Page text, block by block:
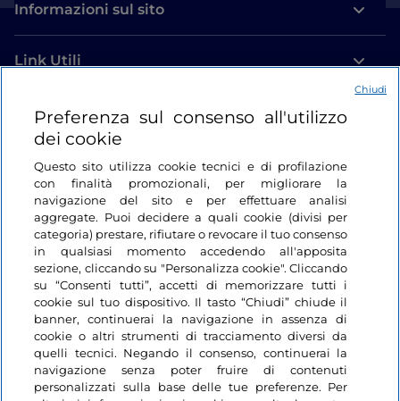
Informazioni sul sito
Link Utili
Login
Restiamo in contatto
Preferenza sul consenso all'utilizzo
dei cookie
Questo sito utilizza cookie tecnici e di profilazione
con finalità promozionali, per migliorare la
navigazione del sito e per effettuare analisi
aggregate. Puoi decidere a quali cookie (divisi per
categoria) prestare, rifiutare o revocare il tuo consenso
in qualsiasi momento accedendo all'apposita
sezione, cliccando su "Personalizza cookie". Cliccando
su “Consenti tutti”, accetti di memorizzare tutti i
cookie sul tuo dispositivo. Il tasto “Chiudi” chiude il
banner, continuerai la navigazione in assenza di
cookie o altri strumenti di tracciamento diversi da
quelli tecnici. Negando il consenso, continuerai la
navigazione senza poter fruire di contenuti
personalizzati sulla base delle tue preferenze. Per
Chiudi